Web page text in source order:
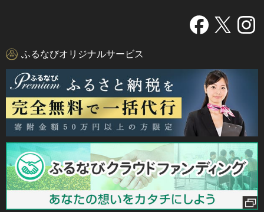
ふるなびオリジナルサービス